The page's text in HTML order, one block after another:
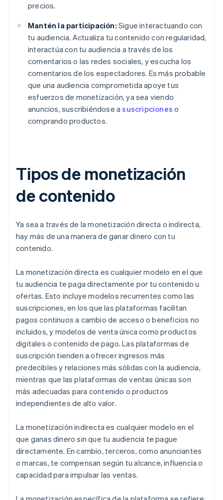
precios.
Mantén la participación: Sigue interactuando con
tu audiencia. Actualiza tu contenido con regularidad,
interactúa con tu audiencia a través de los
comentarios o las redes sociales, y escucha los
comentarios de los espectadores. Es más probable
que una audiencia comprometida apoye tus
esfuerzos de monetización, ya sea viendo
anuncios, suscribiéndose asuscripciones o
comprando productos.
Tipos de monetización
de contenido
Ya sea a través de la monetización directa o indirecta,
hay más de una manera de ganar dinero con tu
contenido.
La monetización directa es cualquier modelo en el que
tu audiencia te paga directamente por tu contenido u
ofertas. Esto incluye modelos recurrentes como las
suscripciones, en los que las plataformas facilitan
pagos continuos a cambio de acceso o beneficios no
incluidos, y modelos de venta única como productos
digitales o contenido de pago. Las plataformas de
suscripción tienden a ofrecer ingresos más
predecibles y relaciones más sólidas con la audiencia,
mientras que las plataformas de ventas únicas son
más adecuadas para contenido o productos
independientes de alto valor.
La monetización indirecta es cualquier modelo en el
que ganas dinero sin que tu audiencia te pague
directamente. En cambio, terceros, como anunciantes
o marcas, te compensan según tu alcance, influencia o
capacidad para impulsar las ventas.